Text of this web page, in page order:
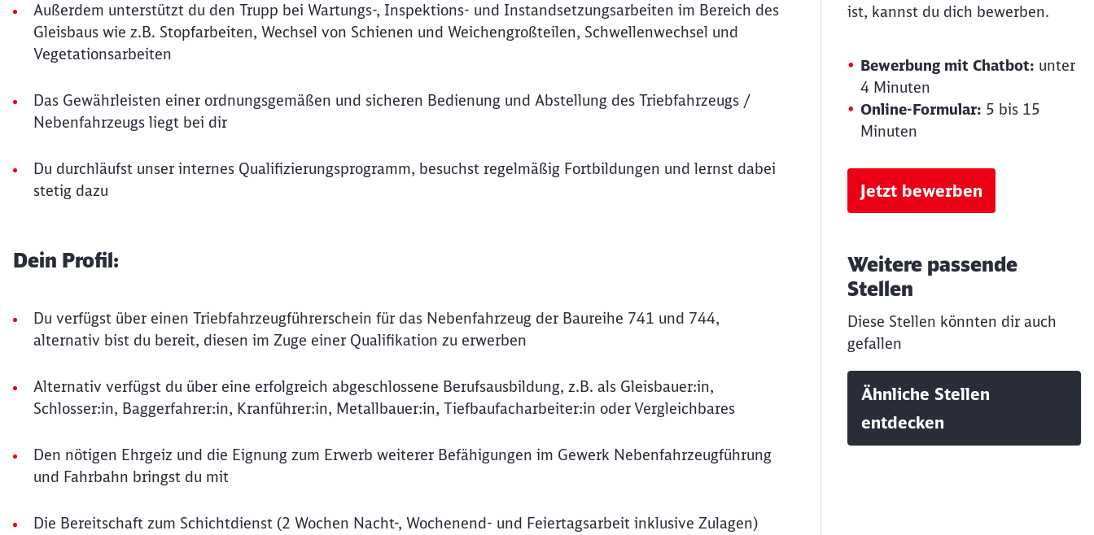
Außerdem unterstützt du den Trupp bei Wartungs-, Inspektions- und Instandsetzungsarbeiten im Bereich des
Gleisbaus wie z.B. Stopfarbeiten, Wechsel von Schienen und Weichengroßteilen, Schwellenwechsel und
Vegetationsarbeiten
Das Gewährleisten einer ordnungsgemäßen und sicheren Bedienung und Abstellung des Triebfahrzeugs /
Nebenfahrzeugs liegt bei dir
Du durchläufst unser internes Qualifizierungsprogramm, besuchst regelmäßig Fortbildungen und lernst dabei
stetig dazu
Dein Profil:
Du verfügst über einen Triebfahrzeugführerschein für das Nebenfahrzeug der Baureihe 741 und 744,
alternativ bist du bereit, diesen im Zuge einer Qualifikation zu erwerben
Alternativ verfügst du über eine erfolgreich abgeschlossene Berufsausbildung, z.B. als Gleisbauer:in,
Schlosser:in, Baggerfahrer:in, Kranführer:in, Metallbauer:in, Tiefbaufacharbeiter:in oder Vergleichbares
Den nötigen Ehrgeiz und die Eignung zum Erwerb weiterer Befähigungen im Gewerk Nebenfahrzeugführung
und Fahrbahn bringst du mit
Die Bereitschaft zum Schichtdienst (2 Wochen Nacht-, Wochenend- und Feiertagsarbeit inklusive Zulagen)
ist, kannst du dich bewerben.
Bewerbung mit Chatbot: unter
4 Minuten
Online-Formular: 5 bis 15
Minuten
Jetzt bewerben
Weitere passende
Stellen
Diese Stellen könnten dir auch
gefallen
Ähnliche Stellen
entdecken